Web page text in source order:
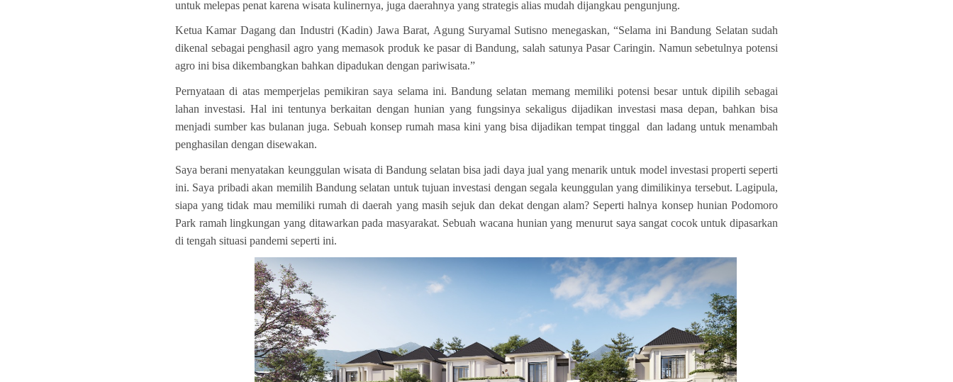
untuk melepas penat karena wisata kulinernya, juga daerahnya yang strategis alias mudah dijangkau pengunjung.
Ketua Kamar Dagang dan Industri (Kadin) Jawa Barat, Agung Suryamal Sutisno menegaskan, “Selama ini Bandung Selatan sudah
dikenal sebagai penghasil agro yang memasok produk ke pasar di Bandung, salah satunya Pasar Caringin. Namun sebetulnya potensi
agro ini bisa dikembangkan bahkan dipadukan dengan pariwisata.”
Pernyataan di atas memperjelas pemikiran saya selama ini. Bandung selatan memang memiliki potensi besar untuk dipilih sebagai
lahan investasi. Hal ini tentunya berkaitan dengan hunian yang fungsinya sekaligus dijadikan investasi masa depan, bahkan bisa
menjadi sumber kas bulanan juga. Sebuah konsep rumah masa kini yang bisa dijadikan tempat tinggal dan ladang untuk menambah
penghasilan dengan disewakan.
Saya berani menyatakan keunggulan wisata di Bandung selatan bisa jadi daya jual yang menarik untuk model investasi properti seperti
ini. Saya pribadi akan memilih Bandung selatan untuk tujuan investasi dengan segala keunggulan yang dimilikinya tersebut. Lagipula,
siapa yang tidak mau memiliki rumah di daerah yang masih sejuk dan dekat dengan alam? Seperti halnya konsep hunian Podomoro
Park ramah lingkungan yang ditawarkan pada masyarakat. Sebuah wacana hunian yang menurut saya sangat cocok untuk dipasarkan
di tengah situasi pandemi seperti ini.